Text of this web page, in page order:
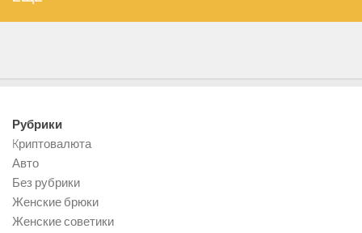
Рубрики
Kриптовалюта
Авто
Без рубрики
Женские брюки
Женские советики